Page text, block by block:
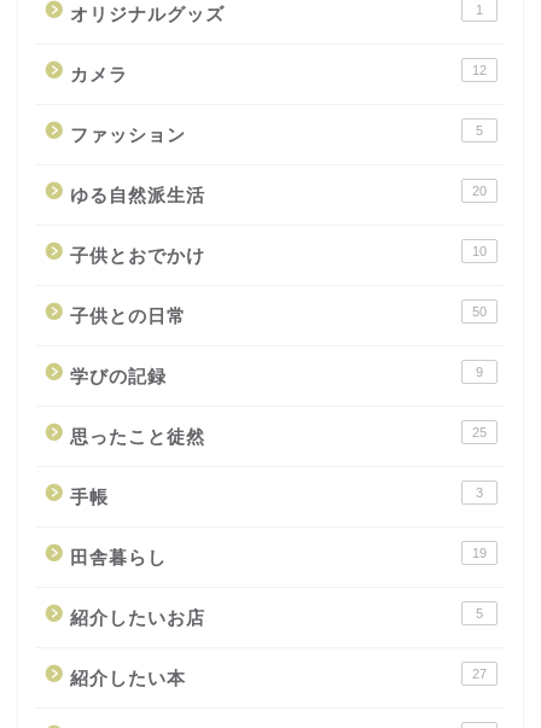
オリジナルグッズ 1
カメラ 12
ファッション 5
ゆる自然派生活 20
子供とおでかけ 10
子供との日常 50
学びの記録 9
思ったこと徒然 25
手帳 3
田舎暮らし 19
紹介したいお店 5
紹介したい本 27